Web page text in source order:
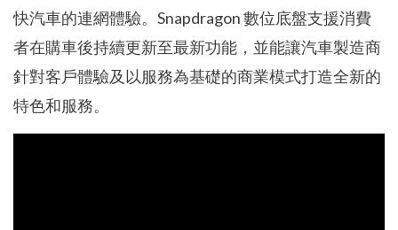
快汽車的連網體驗。Snapdragon 數位底盤支援消費
者在購車後持續更新至最新功能，並能讓汽車製造商
針對客戶體驗及以服務為基礎的商業模式打造全新的
特色和服務。